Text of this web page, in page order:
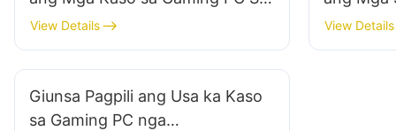
Dili pa ang Dakong - Scale
Procurement?
View Details
PC nga
View Details
Giunsa Pagpili ang Usa ka Kaso
sa Gaming PC nga